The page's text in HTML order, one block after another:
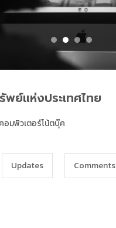
ย์แห่งประเทศไทย
คอมพิวเตอร์โน้ตบุ๊ค
Updates Comments